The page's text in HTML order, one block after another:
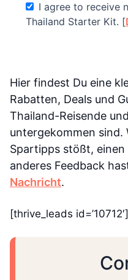
I agree to receive
Thailand Starter Kit. [
Hier findest Du eine
Rabatten, Deals und
Thailand-Reisende
untergekommen sind.
Spartipps stößt,
anderes Feedback
Nachricht.
[thrive_leads id=’10712′]